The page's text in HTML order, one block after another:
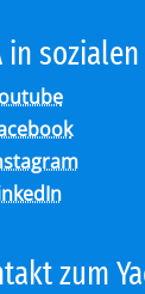
in
zum